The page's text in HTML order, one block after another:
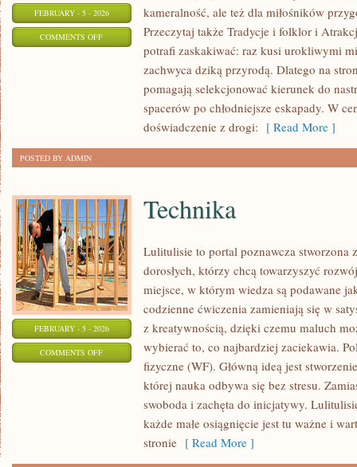
FEBRUARY - 5 - 2026
COMMENTS OFFON
PRZYRODA
NARODOWE
kameralność, ale też dla miłośników
Przeczytaj także Tradycje i folklor i
potrafi zaskakiwać: raz kusi urokliwymi
zachwyca dziką przyrodą. Dlatego na
pomagają selekcjonować kierunek do
spacerów po chłodniejsze eskapady. W
doświadczenie z drogi: [ Read More ]
POSTED BY ADMIN
FEBRUARY - 5 - 2026
COMMENTS OFFON
Technika
Lulitulisie to portal poznawcza stworzona
dorosłych, którzy chcą towarzyszyć
miejsce, w którym wiedza są podawane
codzienne ćwiczenia zamieniają się w
z kreatywnością, dzięki czemu maluch
wybierać to, co najbardziej zaciekawia.
fizyczne (WF). Główną ideą jest
której nauka odbywa się bez stresu.
swoboda i zachęta do inicjatywy.
każde małe osiągnięcie jest tu ważne i
stronie [ Read More ]